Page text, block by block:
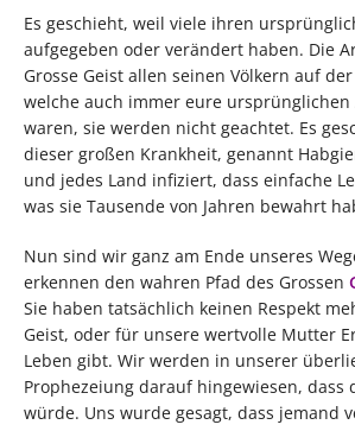
Es geschieht, weil viele ihren
aufgegeben oder verändert haben. Die
Grosse Geist allen seinen Völkern auf
welche auch immer eure ursprünglichen
waren, sie werden nicht geachtet. Es
dieser großen Krankheit, genannt
und jedes Land infiziert, dass einfache
was sie Tausende von Jahren bewahrt
Nun sind wir ganz am Ende unseres
erkennen den wahren Pfad des Grossen
Sie haben tatsächlich keinen Respekt
Geist, oder für unsere wertvolle Mutter
Leben gibt. Wir werden in unserer
Prophezeiung darauf hingewiesen, dass
würde. Uns wurde gesagt, dass jemand